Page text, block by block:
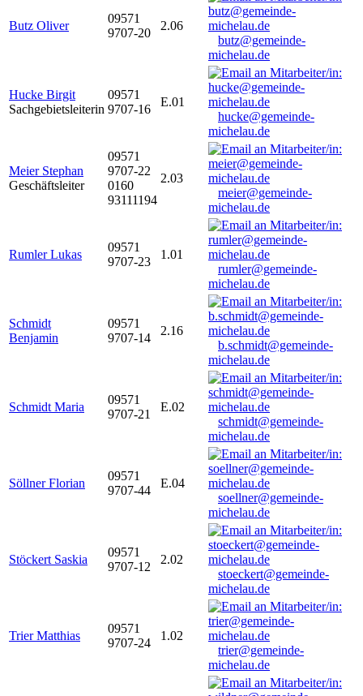
Butz Oliver
09571
9707-20
2.06
butz@gemeinde-
michelau.de
Hucke Birgit
Sachgebietsleiterin
09571
9707-16
E.01
hucke@gemeinde-
michelau.de
Meier Stephan
Geschäftsleiter
09571
9707-22
0160
93111194
2.03
meier@gemeinde-
michelau.de
Rumler Lukas
09571
9707-23
1.01
rumler@gemeinde-
michelau.de
Schmidt
Benjamin
09571
9707-14
2.16
b.schmidt@gemeinde-
michelau.de
Schmidt Maria
09571
9707-21
E.02
schmidt@gemeinde-
michelau.de
Söllner Florian
09571
9707-44
E.04
soellner@gemeinde-
michelau.de
Stöckert Saskia
09571
9707-12
2.02
stoeckert@gemeinde-
michelau.de
Trier Matthias
09571
9707-24
1.02
trier@gemeinde-
michelau.de